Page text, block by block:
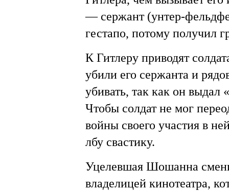
— сержант (унтер-
гестапо, потому получил
К Гитлеру приводят
убили его сержанта и
убивать, так как он
Чтобы солдат не мог
войны своего участия в
лбу свастику.
Уцелевшая Шошанна
владелицей кинотеатра,